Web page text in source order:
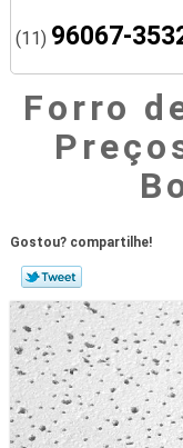
(11) 96067-
Forro
Gostou? compartilhe!